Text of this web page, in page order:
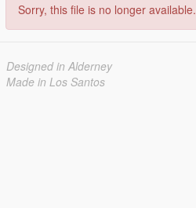
Sorry, this file is no longer available.
Designed in Alderney
Made in Los Santos